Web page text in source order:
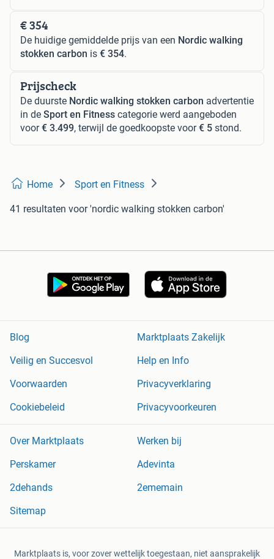
€ 354
De huidige gemiddelde prijs van een Nordic walking
stokken carbon is € 354.
Prijscheck
De duurste Nordic walking stokken carbon advertentie
in de Sport en Fitness categorie werd aangeboden
voor€ 3.499, terwijl de goedkoopste voor€ 5 stond.
Home Sport en Fitness
41 resultaten voor 'nordic walking stokken carbon'
Blog
Marktplaats Zakelijk
Veilig en Succesvol
Help en Info
Voorwaarden
Privacyverklaring
Cookiebeleid
Privacyvoorkeuren
Over Marktplaats
Werken bij
Perskamer
Adevinta
2dehands
2ememain
Sitemap
Marktplaats is, voor zover wettelijk toegestaan, niet aansprakelijk